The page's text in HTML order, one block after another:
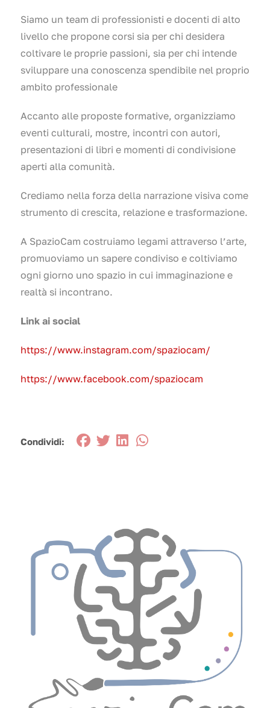
Siamo un team di professionisti e docenti di alto
livello che propone corsi sia per chi desidera
coltivare le proprie passioni, sia per chi intende
sviluppare una conoscenza spendibile nel proprio
ambito professionale
Accanto alle proposte formative, organizziamo
eventi culturali, mostre, incontri con autori,
presentazioni di libri e momenti di condivisione
aperti alla comunità.
Crediamo nella forza della narrazione visiva come
strumento di crescita, relazione e trasformazione.
A SpazioCam costruiamo legami attraverso l’arte,
promuoviamo un sapere condiviso e coltiviamo
ogni giorno uno spazio in cui immaginazione e
realtà si incontrano.
Link ai social
https://www.instagram.com/spaziocam/
https://www.facebook.com/spaziocam
Condividi: